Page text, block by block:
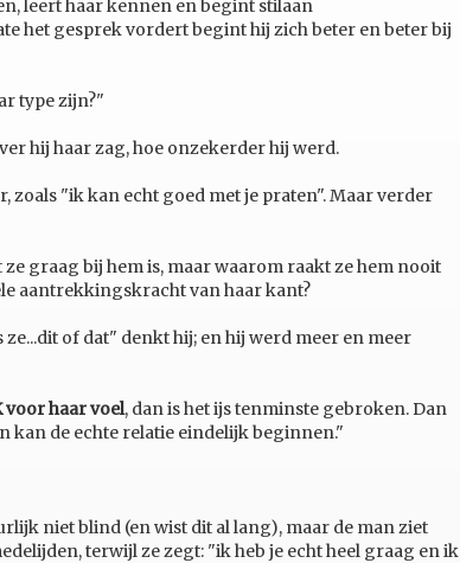
leert haar kennen en begint stilaan
het gesprek vordert begint hij zich beter en beter bij
type zijn?"
hij haar zag, hoe onzekerder hij werd.
zoals "ik kan echt goed met je praten". Maar verder
graag bij hem is, maar waarom raakt ze hem nooit
aantrekkingskracht van haar kant?
of dat" denkt hij; en hij werd meer en meer
voor haar voel, dan is het ijs tenminste gebroken. Dan
kan de echte relatie eindelijk beginnen."
niet blind (en wist dit al lang), maar de man ziet
terwijl ze zegt: "ik heb je echt heel graag en ik